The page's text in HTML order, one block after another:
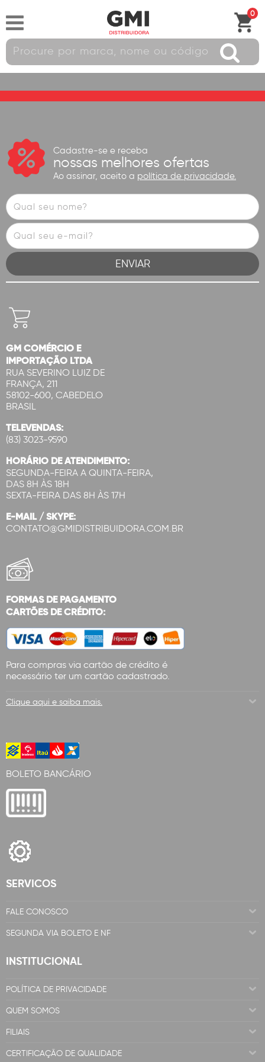
0
Cadastre-se e receba
nossas melhores ofertas
Ao assinar, aceito a política de privacidade.
GM COMÉRCIO E
IMPORTAÇÃO LTDA
RUA SEVERINO LUIZ DE
FRANÇA, 211
58102-600, CABEDELO
BRASIL
TELEVENDAS:
(83) 3023-9590
HORÁRIO DE ATENDIMENTO:
SEGUNDA-FEIRA A QUINTA-FEIRA,
DAS 8H ÀS 18H
SEXTA-FEIRA DAS 8H ÀS 17H
E-MAIL / SKYPE:
CONTATO@GMIDISTRIBUIDORA.COM.BR
FORMAS DE PAGAMENTO
CARTÕES DE CRÉDITO:
Para compras via cartão de crédito é
necessário ter um cartão cadastrado.
Clique aqui e saiba mais.
BOLETO BANCÁRIO
SERVICOS
FALE CONOSCO
SEGUNDA VIA BOLETO E NF
INSTITUCIONAL
POLÍTICA DE PRIVACIDADE
QUEM SOMOS
FILIAIS
CERTIFICAÇÃO DE QUALIDADE